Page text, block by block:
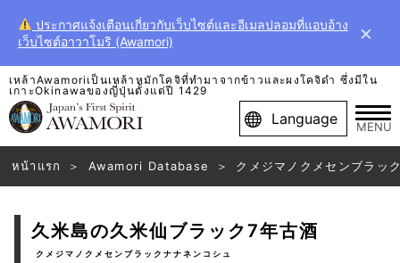
ประกาศแจ้งเตือนเกี่ยวกับเว็บไซต์และอีเมลปลอมที่แอบอ้าง
เว็บไซต์อาวาโมริ (Awamori)
×
เหล้าAwamoriเป็นเหล้าหมักโคจิที่ทำมาจากข้าวและผงโคจิดำ ซึ่งมีใน
เกาะOkinawaของญี่ปุ่นตั้งแต่ปี 1429
Language MENU
หน้าแรก Awamori Database クメジマノクメセンブラッ
久米島の久米仙ブラック7年古酒
クメジマノクメセンブラックナナネンコシュ